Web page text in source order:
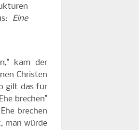
Eine
kam der
Christen
gilt das für
brechen"
brechen
man würde